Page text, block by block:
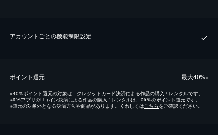
アカウントごとの機能制限設定
ポイント還元 最⼤40%※
※40％ポイント還元の対象は、クレジットカード決済による作品の購入 / レンタルです。
※iOSアプリのUコイン決済による作品の購入 / レンタルは、20％のポイント還元です。
※還元の対象外となる決済方法や商品があります。くわしくはこちらをご確認ください。